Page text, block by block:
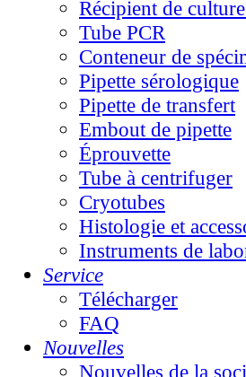
Récipient de
Tube PCR
Conteneur de
Pipette sérologique
Pipette de transfert
Embout de pipette
Éprouvette
Tube à centrifuger
Cryotubes
Histologie et
Instruments de
Service
Télécharger
FAQ
Nouvelles
Nouvelles de la